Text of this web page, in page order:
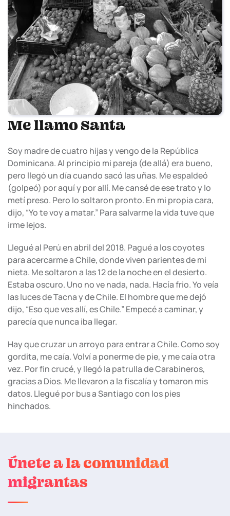
Me llamo Santa
Soy madre de cuatro hijas y vengo de la República
Dominicana. Al principio mi pareja (de allá) era bueno,
pero llegó un día cuando sacó las uñas. Me espaldeó
(golpeó) por aquí y por allí. Me cansé de ese trato y lo
metí preso. Pero lo soltaron pronto. En mi propia cara,
dijo, “Yo te voy a matar.” Para salvarme la vida tuve que
irme lejos.
Llegué al Perú en abril del 2018. Pagué a los coyotes
para acercarme a Chile, donde viven parientes de mi
nieta. Me soltaron a las 12 de la noche en el desierto.
Estaba oscuro. Uno no ve nada, nada. Hacía frio. Yo veía
las luces de Tacna y de Chile. El hombre que me dejó
dijo, “Eso que ves allí, es Chile.” Empecé a caminar, y
parecía que nunca iba llegar.
Hay que cruzar un arroyo para entrar a Chile. Como soy
gordita, me caía. Volví a ponerme de pie, y me caía otra
vez. Por fin crucé, y llegó la patrulla de Carabineros,
gracias a Dios. Me llevaron a la fiscalía y tomaron mis
datos. Llegué por bus a Santiago con los pies
hinchados.
Únete a la comunidad
migrantas